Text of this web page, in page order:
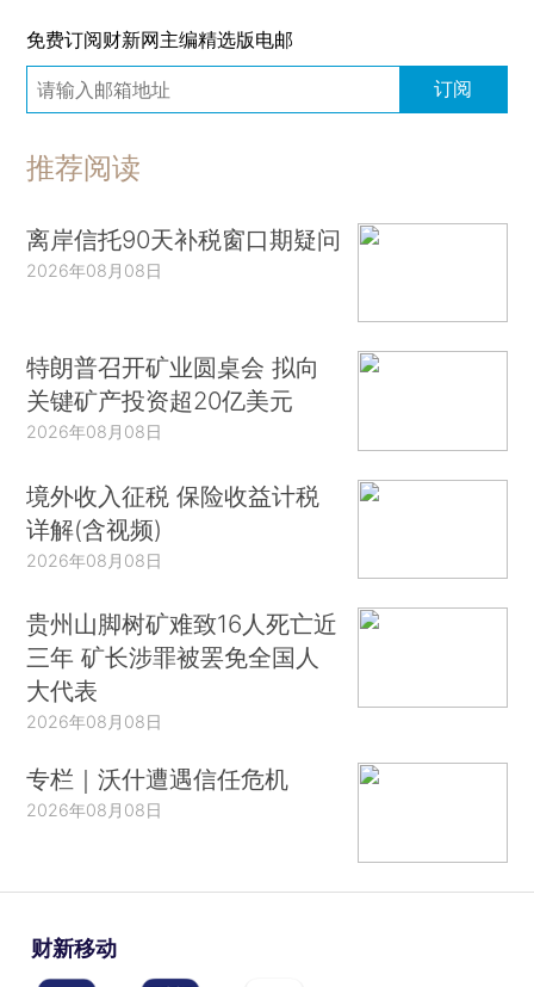
免费订阅财新网主编精选版电邮
订阅
推荐阅读
离岸信托90天补税窗口期疑问
2026年08月08日
特朗普召开矿业圆桌会 拟向
关键矿产投资超20亿美元
2026年08月08日
境外收入征税 保险收益计税
详解(含视频)
2026年08月08日
贵州山脚树矿难致16人死亡近
三年 矿长涉罪被罢免全国人
大代表
2026年08月08日
专栏｜沃什遭遇信任危机
2026年08月08日
财新移动